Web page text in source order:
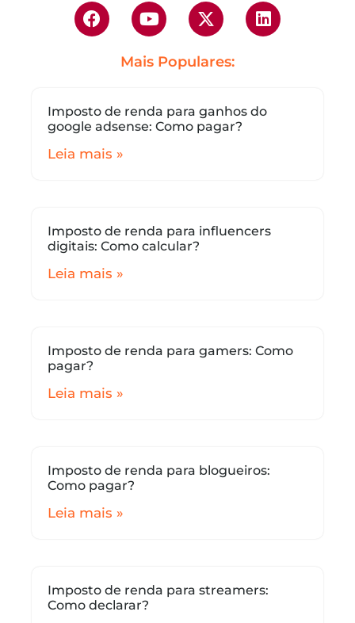
Mais Populares:
Imposto de renda para ganhos do
google adsense: Como pagar?
Leia mais »
Imposto de renda para influencers
digitais: Como calcular?
Leia mais »
Imposto de renda para gamers: Como
pagar?
Leia mais »
Imposto de renda para blogueiros:
Como pagar?
Leia mais »
Imposto de renda para streamers:
Como declarar?